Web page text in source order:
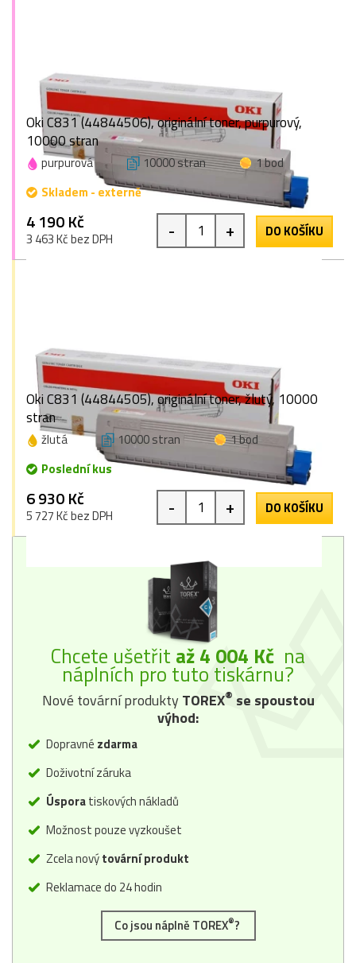
Oki C831 (44844506), originální toner, purpurový,
10000 stran
purpurová 10000 stran
1 bod
Skladem - externě
4 190 Kč
3 463 Kč bez DPH - + DO KOŠÍKU
Oki C831 (44844505), originální toner, žlutý, 10000
stran
žlutá 10000 stran
1 bod
Poslední kus
6 930 Kč
5 727 Kč bez DPH - + DO KOŠÍKU
Chcete ušetřit až 4 004 Kč na
náplních pro tuto tiskárnu?
Nové tovární produktyTOREX® se spoustou
výhod:
Dopravné zdarma
Doživotní záruka
Úsporatiskových nákladů
Možnost pouze vyzkoušet
Zcela novýtovární produkt
Reklamace do 24 hodin
Co jsou náplně TOREX®?